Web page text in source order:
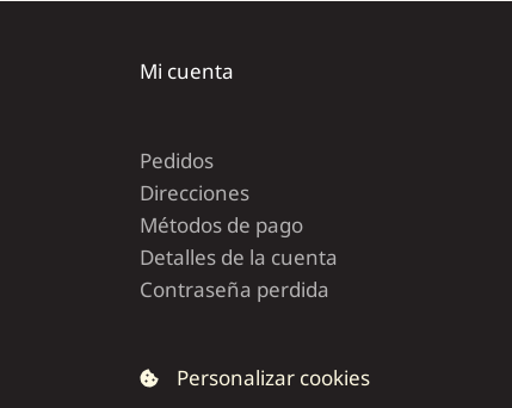
Mi cuenta
Pedidos
Direcciones
Métodos de pago
Detalles de la cuenta
Contraseña perdida
Personalizar cookies